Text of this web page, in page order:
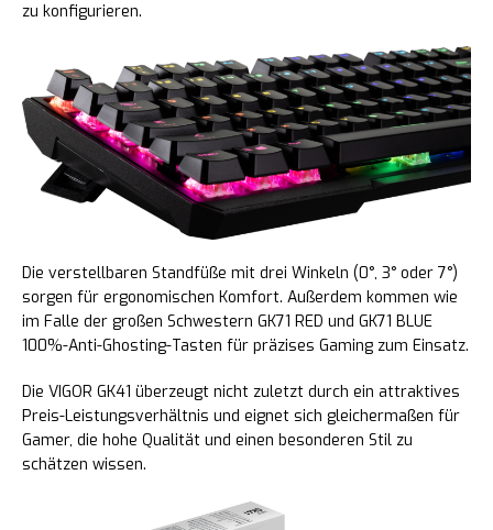
zu konfigurieren.
Die verstellbaren Standfüße mit drei Winkeln (0°, 3° oder 7°)
sorgen für ergonomischen Komfort. Außerdem kommen wie
im Falle der großen Schwestern GK71 RED und GK71 BLUE
100%-Anti-Ghosting-Tasten für präzises Gaming zum Einsatz.
Die VIGOR GK41 überzeugt nicht zuletzt durch ein attraktives
Preis-Leistungsverhältnis und eignet sich gleichermaßen für
Gamer, die hohe Qualität und einen besonderen Stil zu
schätzen wissen.